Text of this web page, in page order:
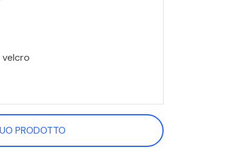
PRODOTTO